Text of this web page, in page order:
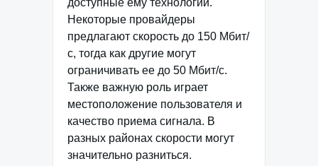
доступные ему технологии.
Некоторые провайдеры
предлагают скорость до 150 Мбит/
с, тогда как другие могут
ограничивать ее до 50 Мбит/с.
Также важную роль играет
местоположение пользователя и
качество приема сигнала. В
разных районах скорости могут
значительно разниться.